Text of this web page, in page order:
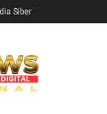
Siber